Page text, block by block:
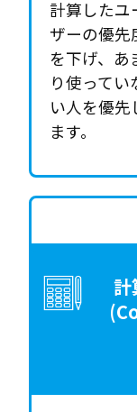
計算したユ
ザーの優先
を下げ、あ
り使ってい
い人を優先
ます。
計